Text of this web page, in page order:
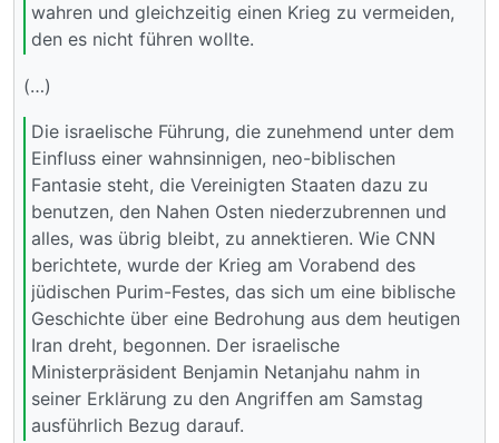
wahren und gleichzeitig einen Krieg zu vermeiden,
den es nicht führen wollte.
(…)
Die israelische Führung, die zunehmend unter dem
Einfluss einer wahnsinnigen, neo-biblischen
Fantasie steht, die Vereinigten Staaten dazu zu
benutzen, den Nahen Osten niederzubrennen und
alles, was übrig bleibt, zu annektieren. Wie CNN
berichtete, wurde der Krieg am Vorabend des
jüdischen Purim-Festes, das sich um eine biblische
Geschichte über eine Bedrohung aus dem heutigen
Iran dreht, begonnen. Der israelische
Ministerpräsident Benjamin Netanjahu nahm in
seiner Erklärung zu den Angriffen am Samstag
ausführlich Bezug darauf.